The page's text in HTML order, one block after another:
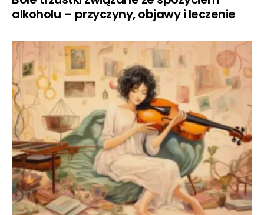
alkoholu – przyczyny, objawy i leczenie